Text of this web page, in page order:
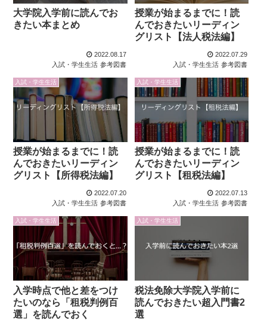
大学院入学前に読んでお
きたい本まとめ
2022.08.17
入試・学生生活 参考図書
授業が始まるまでに！読
んでおきたいリーディン
グリスト【法人税法編】
2022.07.29
入試・学生生活 参考図書
入試・学生生活
授業が始まるまでに！読
んでおきたいリーディン
グリスト【所得税法編】
2022.07.20
入試・学生生活 参考図書
入試・学生生活
授業が始まるまでに！読
んでおきたいリーディン
グリスト【租税法編】
2022.07.13
入試・学生生活 参考図書
入試・学生生活
入学時点で他と差をつけ
たいのなら「租税判例百
選」を読んでおく
入試・学生生活
税法免除大学院入学前に
読んでおきたい超入門書2
選